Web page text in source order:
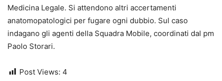
Medicina Legale. Si attendono altri accertamenti
anatomopatologici per fugare ogni dubbio. Sul caso
indagano gli agenti della Squadra Mobile, coordinati dal pm
Paolo Storari.
Post Views: 4